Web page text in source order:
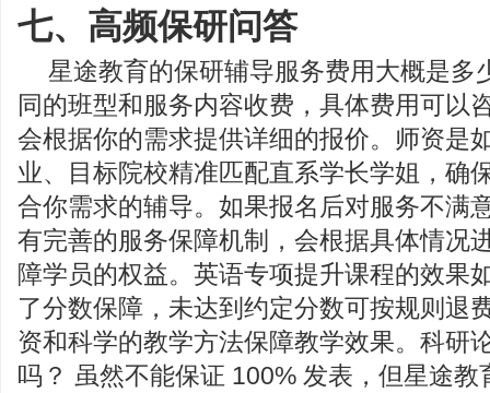
七、高频保研问答
星途教育的保研辅导服务费用大概是多
同的班型和服务内容收费，具体费用可以
会根据你的需求提供详细的报价。师资是
业、目标院校精准匹配直系学长学姐，确
合你需求的辅导。如果报名后对服务不满
有完善的服务保障机制，会根据具体情况
障学员的权益。英语专项提升课程的效果
了分数保障，未达到约定分数可按规则退
资和科学的教学方法保障教学效果。科研
吗？ 虽然不能保证 100% 发表，但星途